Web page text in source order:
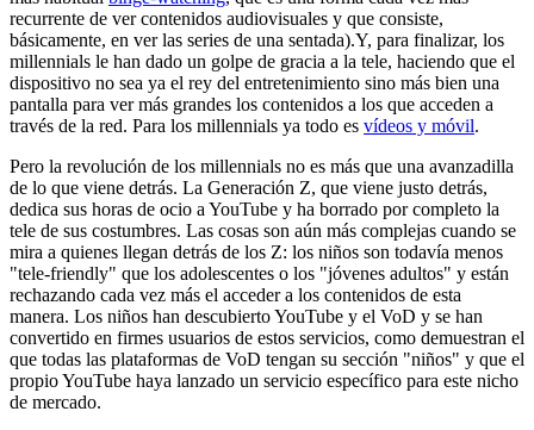
recurrente de ver contenidos audiovisuales y que consiste,
básicamente, en ver las series de una sentada).Y, para finalizar, los
millennials le han dado un golpe de gracia a la tele, haciendo que el
dispositivo no sea ya el rey del entretenimiento sino más bien una
pantalla para ver más grandes los contenidos a los que acceden a
través de la red. Para los millennials ya todo es vídeos y móvil.
Pero la revolución de los millennials no es más que una avanzadilla
de lo que viene detrás. La Generación Z, que viene justo detrás,
dedica sus horas de ocio a YouTube y ha borrado por completo la
tele de sus costumbres. Las cosas son aún más complejas cuando se
mira a quienes llegan detrás de los Z: los niños son todavía menos
"tele-friendly" que los adolescentes o los "jóvenes adultos" y están
rechazando cada vez más el acceder a los contenidos de esta
manera. Los niños han descubierto YouTube y el VoD y se han
convertido en firmes usuarios de estos servicios, como demuestran el
que todas las plataformas de VoD tengan su sección "niños" y que el
propio YouTube haya lanzado un servicio específico para este nicho
de mercado.